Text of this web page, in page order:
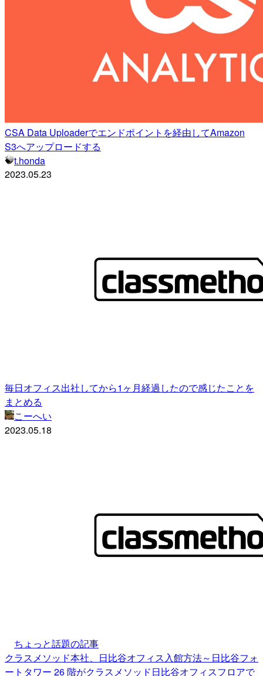
CSA Data Uploaderでエンドポイントを経由してAmazon
S3へアップロードする
t.honda
2023.05.23
毎日オフィス出社してから1ヶ月経過したので感じたことを
まとめる
こーへい
2023.05.18
ちょっと話題の記事
クラスメソッド本社、日比谷オフィス入館方法～日比谷フォ
ートタワー 26 階がクラスメソッド日比谷オフィスフロアで